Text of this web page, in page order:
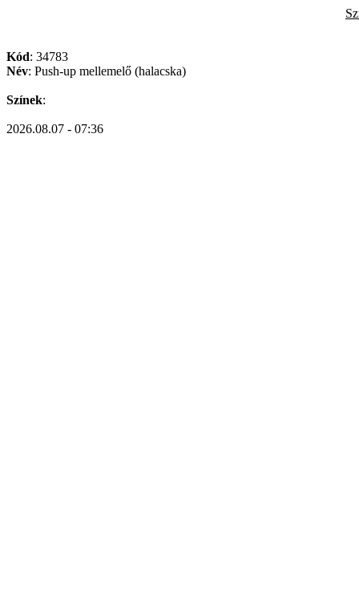
Kód: 34783
Név: Push-up mellemelő (halacska)
Színek:
2026.08.07 - 07:36